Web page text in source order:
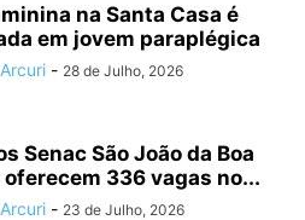
na Santa Casa é
em jovem paraplégica
- 28 de Julho, 2026
Senac São João da Boa
336 vagas no...
- 23 de Julho, 2026